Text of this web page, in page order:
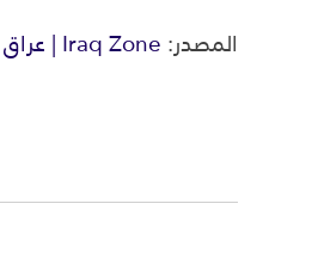
المصدر:Iraq Zone | عراق زون